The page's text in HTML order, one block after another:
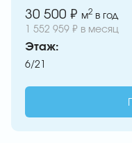
30 500 ₽ м2 в год
1 552 959 ₽ в месяц
Этаж:
6/21